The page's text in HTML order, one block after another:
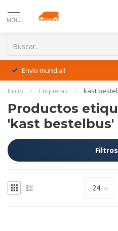
MENÚ
Envío mundial!
Inicio / Etiquetas / kast
Productos
'kast bestelbus'
Filtros